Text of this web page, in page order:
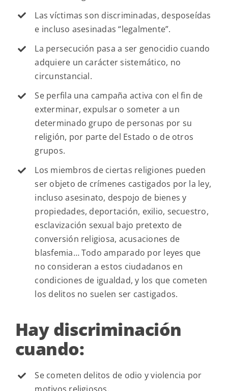
Las víctimas son discriminadas, desposeídas
e incluso asesinadas “legalmente”.
La persecución pasa a ser genocidio cuando
adquiere un carácter sistemático, no
circunstancial.
Se perfila una campaña activa con el fin de
exterminar, expulsar o someter a un
determinado grupo de personas por su
religión, por parte del Estado o de otros
grupos.
Los miembros de ciertas religiones pueden
ser objeto de crímenes castigados por la ley,
incluso asesinato, despojo de bienes y
propiedades, deportación, exilio, secuestro,
esclavización sexual bajo pretexto de
conversión religiosa, acusaciones de
blasfemia… Todo amparado por leyes que
no consideran a estos ciudadanos en
condiciones de igualdad, y los que cometen
los delitos no suelen ser castigados.
Hay discriminación
cuando:
Se cometen delitos de odio y violencia por